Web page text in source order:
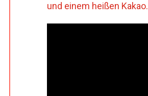
und einem heißen Kakao.